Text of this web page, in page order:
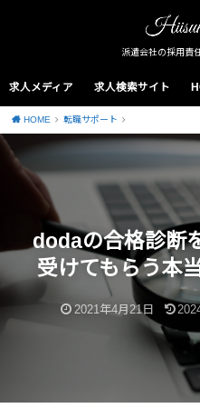
派遣会社の採用責
求人メディア 求人検索サイト
HOME 転職サポート
dodaの合格診断
受けてもらう本
2021年4月21日